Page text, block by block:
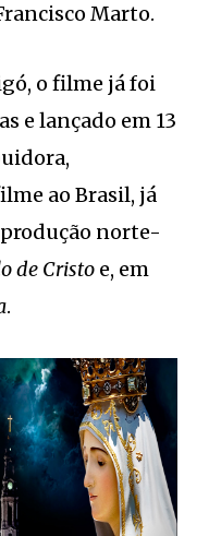
Marto.
o filme já foi
e lançado em 13
ao Brasil, já
norte-
de Cristo e, em
.